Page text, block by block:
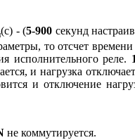
(с) - (5-900 секунд
то отсчет
исполнительного реле.
и нагрузка
и отключение
не коммутируется.